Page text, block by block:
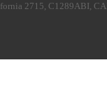
2715, C1289ABI,